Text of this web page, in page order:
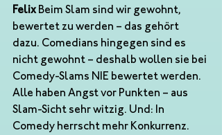
Felix Beim Slam sind wir gewohnt,
bewertet zu werden – das gehört
dazu. Comedians hingegen sind es
nicht gewohnt – deshalb wollen sie bei
Comedy-Slams NIE bewertet werden.
Alle haben Angst vor Punkten – aus
Slam-Sicht sehr witzig. Und: In
Comedy herrscht mehr Konkurrenz.